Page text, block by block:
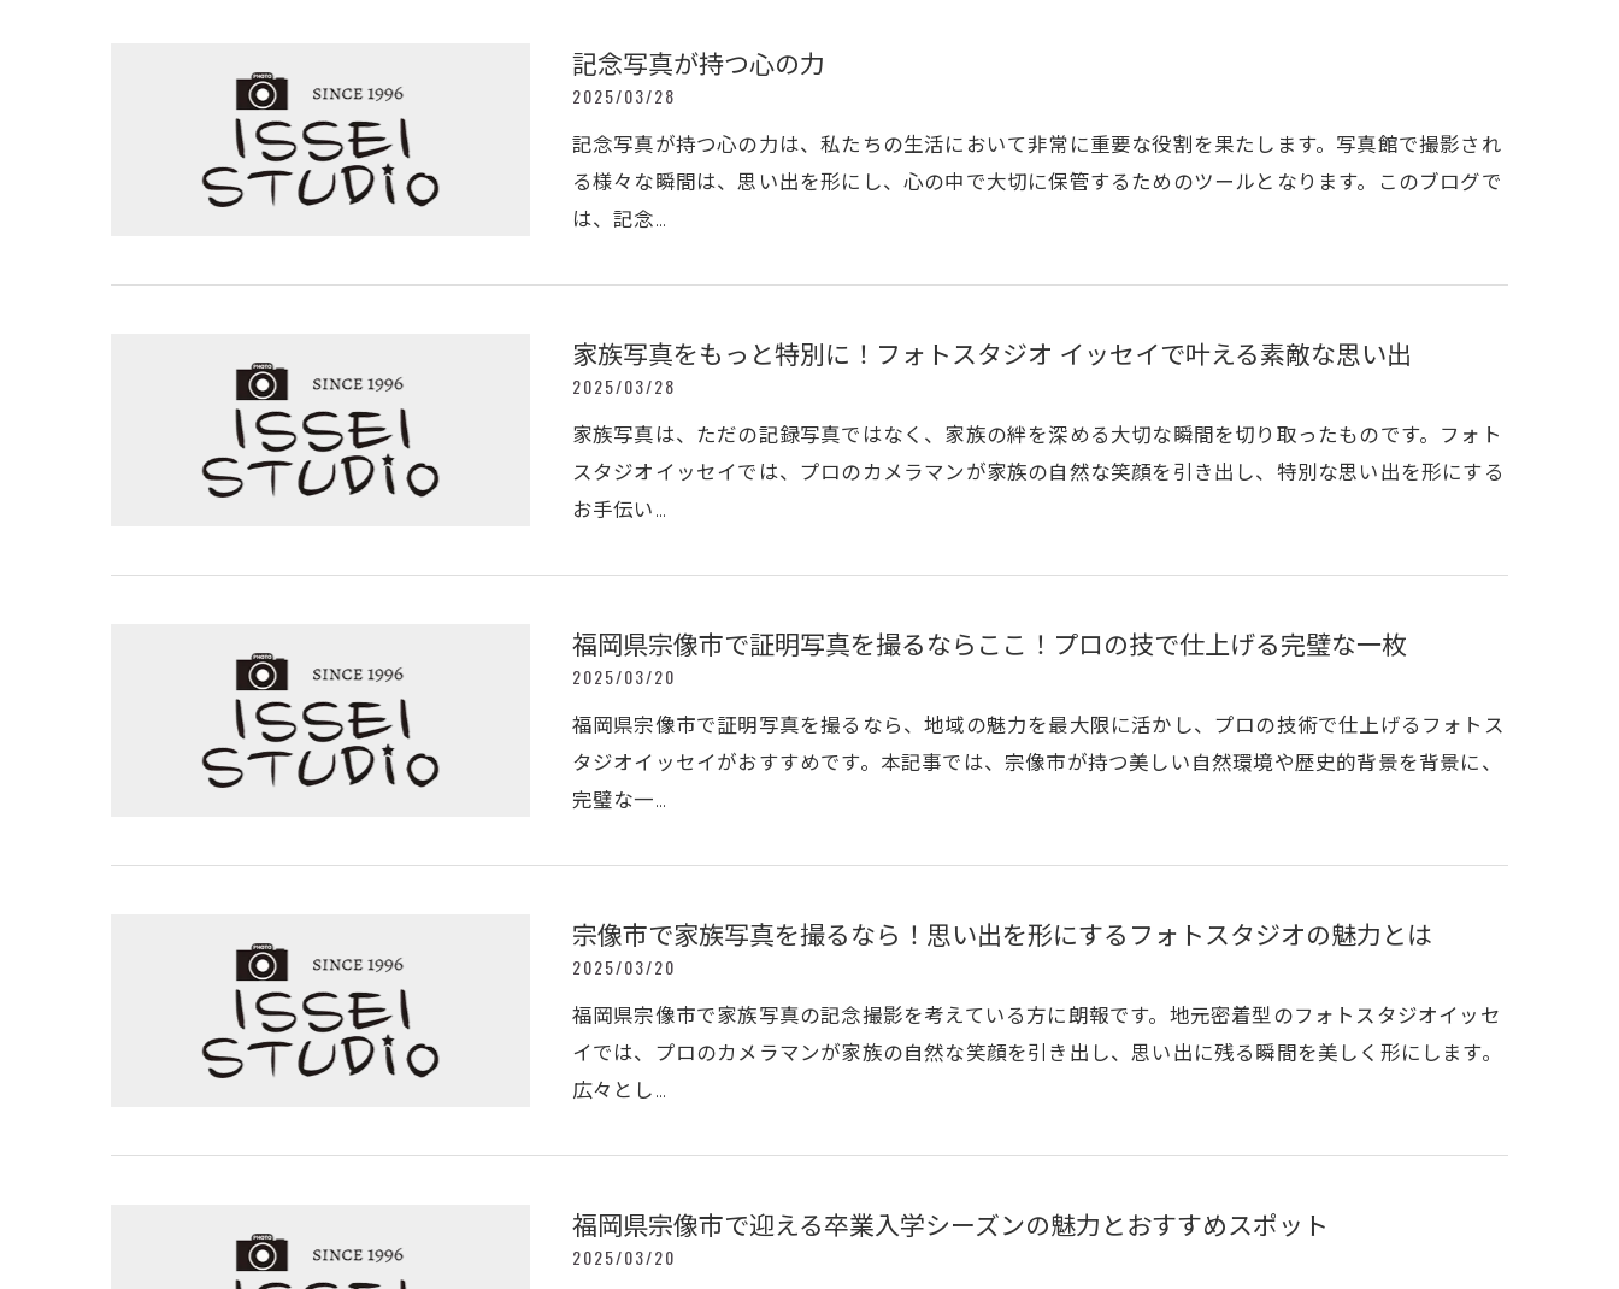
記念写真が持つ心の力
2025/03/28
記念写真が持つ心の力は、私たちの生活において非常に重要な役割を果たします。写真館で撮影され
る様々な瞬間は、思い出を形にし、心の中で大切に保管するためのツールとなります。このブログで
は、記念…
家族写真をもっと特別に！フォトスタジオ イッセイで叶える素敵な思い出
2025/03/28
家族写真は、ただの記録写真ではなく、家族の絆を深める大切な瞬間を切り取ったものです。フォト
スタジオイッセイでは、プロのカメラマンが家族の自然な笑顔を引き出し、特別な思い出を形にする
お手伝い…
福岡県宗像市で証明写真を撮るならここ！プロの技で仕上げる完璧な一枚
2025/03/20
福岡県宗像市で証明写真を撮るなら、地域の魅力を最大限に活かし、プロの技術で仕上げるフォトス
タジオイッセイがおすすめです。本記事では、宗像市が持つ美しい自然環境や歴史的背景を背景に、
完璧な一…
宗像市で家族写真を撮るなら！思い出を形にするフォトスタジオの魅力とは
2025/03/20
福岡県宗像市で家族写真の記念撮影を考えている方に朗報です。地元密着型のフォトスタジオイッセ
イでは、プロのカメラマンが家族の自然な笑顔を引き出し、思い出に残る瞬間を美しく形にします。
広々とし…
福岡県宗像市で迎える卒業入学シーズンの魅力とおすすめスポット
2025/03/20